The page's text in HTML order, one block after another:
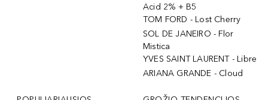
Acid 2% + B5
TOM FORD - Lost Cherry
SOL DE JANEIRO - Flor
Mistica
YVES SAINT LAURENT - Libre
ARIANA GRANDE - Cloud